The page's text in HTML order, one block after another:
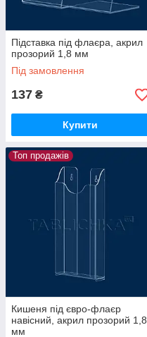
Підставка під флаєра, акрил
прозорий 1,8 мм
Під замовлення
137 ₴
Купити
Топ продажів
Кишеня під євро-флаєр
навісний, акрил прозорий 1,8
мм